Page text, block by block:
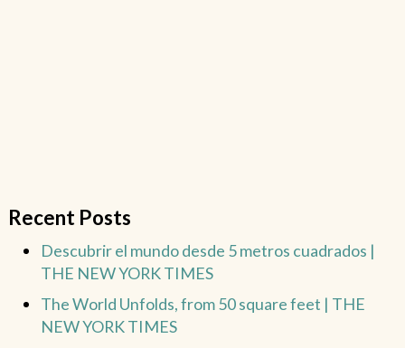
Recent Posts
Descubrir el mundo desde 5 metros cuadrados |
THE NEW YORK TIMES
The World Unfolds, from 50 square feet | THE
NEW YORK TIMES